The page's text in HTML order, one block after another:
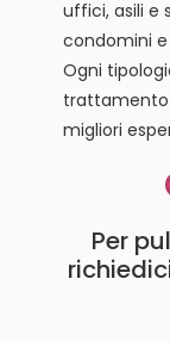
uffici, asili e
condomini
Ogni
trattamento
migliori
Per